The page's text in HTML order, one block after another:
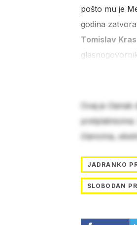
pošto mu je
godina
Tomislav
Ovaj je
člancima,
JADRANKO
SLOBODAN